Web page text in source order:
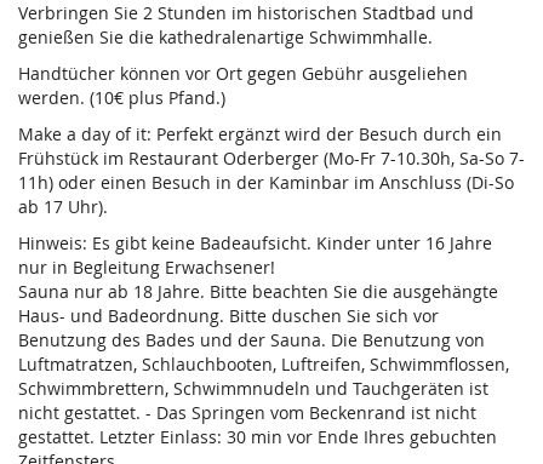
Verbringen Sie 2 Stunden im historischen Stadtbad und
genießen Sie die kathedralenartige Schwimmhalle.
Handtücher können vor Ort gegen Gebühr ausgeliehen
werden. (10€ plus Pfand.)
Make a day of it: Perfekt ergänzt wird der Besuch durch ein
Frühstück im Restaurant Oderberger (Mo-Fr 7-10.30h, Sa-So 7-
11h) oder einen Besuch in der Kaminbar im Anschluss (Di-So
ab 17 Uhr).
Hinweis: Es gibt keine Badeaufsicht. Kinder unter 16 Jahre
nur in Begleitung Erwachsener!
Sauna nur ab 18 Jahre. Bitte beachten Sie die ausgehängte
Haus- und Badeordnung. Bitte duschen Sie sich vor
Benutzung des Bades und der Sauna. Die Benutzung von
Luftmatratzen, Schlauchbooten, Luftreifen, Schwimmflossen,
Schwimmbrettern, Schwimmnudeln und Tauchgeräten ist
nicht gestattet. - Das Springen vom Beckenrand ist nicht
gestattet. Letzter Einlass: 30 min vor Ende Ihres gebuchten